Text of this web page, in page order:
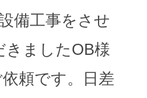
備工事をさせ
きましたOB様
頼です。日差